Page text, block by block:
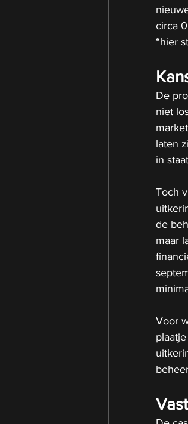
circa
“hier
De
niet
laten
in
Toch
de
maar
Voor